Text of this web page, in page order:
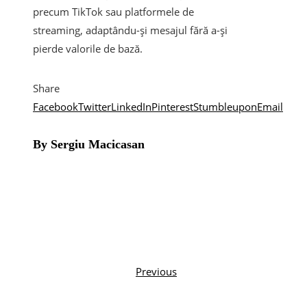
precum TikTok sau platformele de
streaming, adaptându-și mesajul fără a-și
pierde valorile de bază.
Share
FacebookTwitterLinkedInPinterestStumbleuponEmail
By Sergiu Macicasan
Previous